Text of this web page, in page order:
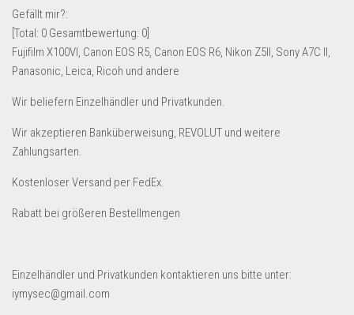
Münzen
Spielzeug & Games
Schuhe & Accessoires
Wohnen & Einrichten
Restposten für Privatpersonen
eBay Restposten kaufen
Saison & Eventprodkte
Dropshipping-Produkte
Gefällt mir?:
[Total: 0 Gesamtbewertung: 0
Fujifilm X100VI, Canon EOS R5, Canon EOS R6, Nikon Z5II, Sony A7C II,
Panasonic, Leica, Ricoh und andere
Wir beliefern Einzelhändler und Privatkunden.
Wir akzeptieren Banküberweisung, REVOLUT und weitere
Zahlungsarten.
Kostenloser Versand per FedEx.
Rabatt bei größeren Bestellmengen
Einzelhändler und Privatkunden kontaktieren uns bitte unter:
iymysec@gmail.com